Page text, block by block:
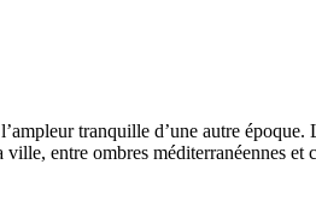
tranquille d’une autre
entre ombres méditerranéennes et